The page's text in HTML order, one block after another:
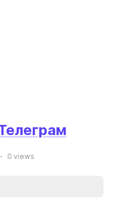
0 views